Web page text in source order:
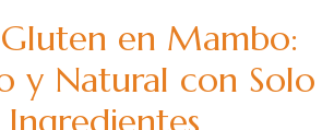
Gluten en Mambo:
y Natural con Solo